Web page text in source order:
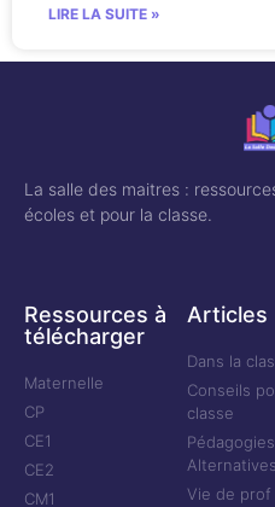
LIRE LA SUITE »
La salle des maitres :
écoles et pour la classe.
Ressources à
télécharger
Maternelle
CP
CE1
CE2
CM1
Articles
Dans la
Conseils
classe
Pédagogies
Alternatives
Vie de prof